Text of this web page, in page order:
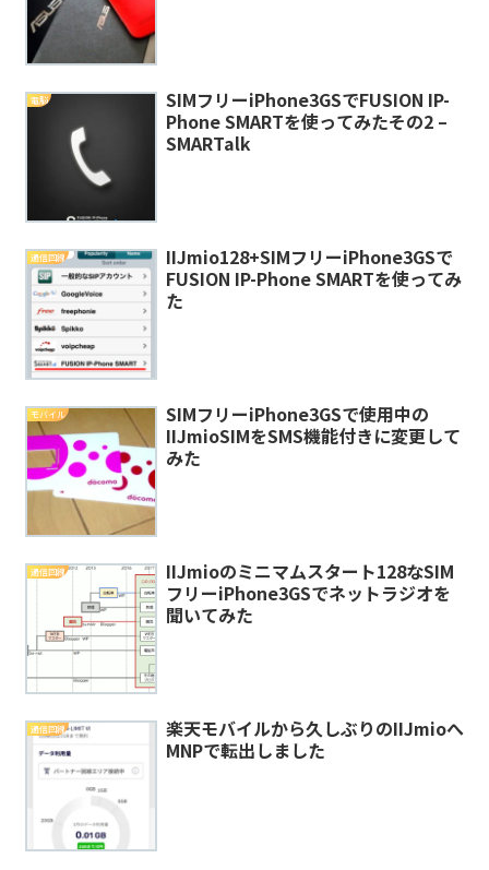
電脳
SIMフリーiPhone3GSでFUSION IP-
Phone SMARTを使ってみたその2 –
SMARTalk
通信回線
IIJmio128+SIMフリーiPhone3GSで
FUSION IP-Phone SMARTを使ってみ
た
モバイル
SIMフリーiPhone3GSで使用中の
IIJmioSIMをSMS機能付きに変更して
みた
通信回線
IIJmioのミニマムスタート128なSIM
フリーiPhone3GSでネットラジオを
聞いてみた
通信回線
楽天モバイルから久しぶりのIIJmioへ
MNPで転出しました